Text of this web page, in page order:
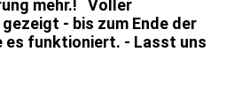
mehr.! Voller
- bis zum Ende der
es funktioniert. - Lasst uns